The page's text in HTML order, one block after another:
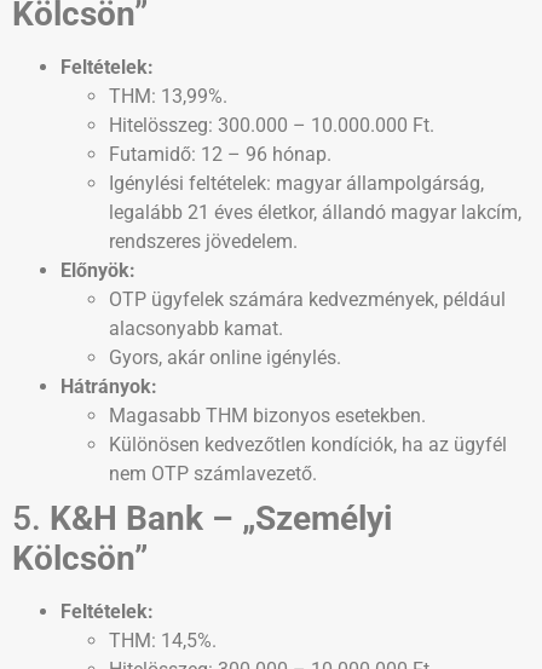
Kölcsön”
Feltételek:
THM: 13,99%.
Hitelösszeg: 300.000 – 10.000.000 Ft.
Futamidő: 12 – 96 hónap.
Igénylési feltételek: magyar állampolgárság,
legalább 21 éves életkor, állandó magyar lakcím,
rendszeres jövedelem.
Előnyök:
OTP ügyfelek számára kedvezmények, például
alacsonyabb kamat.
Gyors, akár online igénylés.
Hátrányok:
Magasabb THM bizonyos esetekben.
Különösen kedvezőtlen kondíciók, ha az ügyfél
nem OTP számlavezető.
5. K&H Bank – „Személyi
Kölcsön”
Feltételek:
THM: 14,5%.